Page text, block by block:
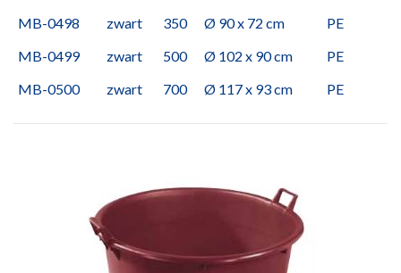
MB-0498
zwart 350 Ø 90 x 72 cm
PE
MB-0499
zwart 500 Ø 102 x 90 cm
PE
MB-0500
zwart 700 Ø 117 x 93 cm PE